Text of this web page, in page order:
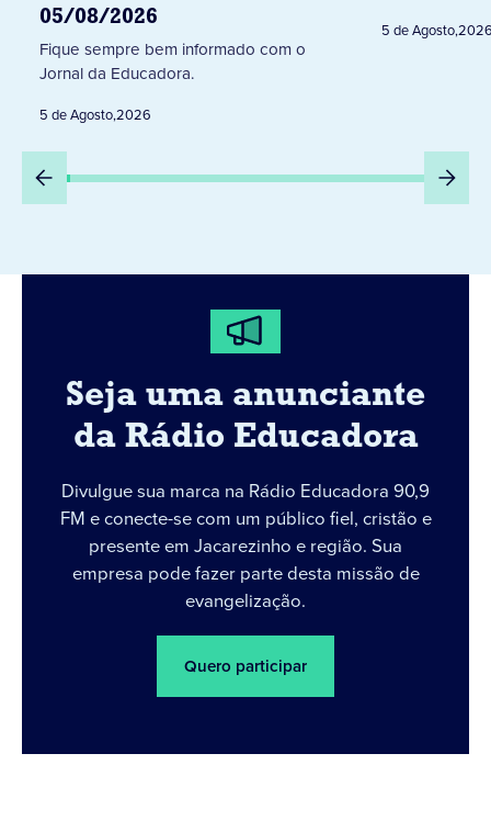
05/08/2026
Fique sempre bem informado com o
Jornal da Educadora.
5 de Agosto,2026
5 de Agosto,
Seja uma anunciante
da Rádio Educadora
Divulgue sua marca na Rádio Educadora 90,9
FM e conecte-se com um público fiel, cristão e
presente em Jacarezinho e região. Sua
empresa pode fazer parte desta missão de
evangelização.
Quero participar